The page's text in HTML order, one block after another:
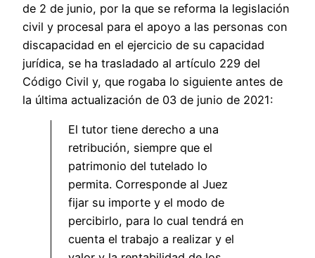
de 2 de junio, por la que se reforma la legislación
civil y procesal para el apoyo a las personas con
discapacidad en el ejercicio de su capacidad
jurídica, se ha trasladado al artículo 229 del
Código Civil y, que rogaba lo siguiente antes de
la última actualización de 03 de junio de 2021:
El tutor tiene derecho a una
retribución, siempre que el
patrimonio del tutelado lo
permita. Corresponde al Juez
fijar su importe y el modo de
percibirlo, para lo cual tendrá en
cuenta el trabajo a realizar y el